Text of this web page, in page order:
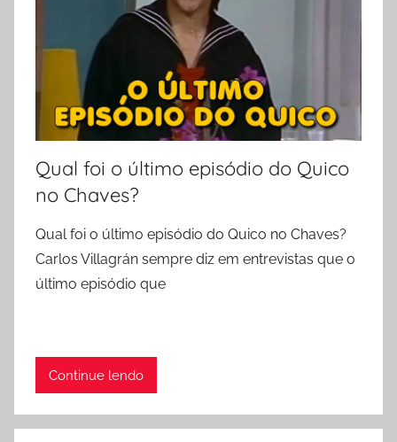
Qual foi o último episódio do Quico
no Chaves?
Qual foi o último episódio do Quico no Chaves?
Carlos Villagrán sempre diz em entrevistas que o
último episódio que
Continue lendo